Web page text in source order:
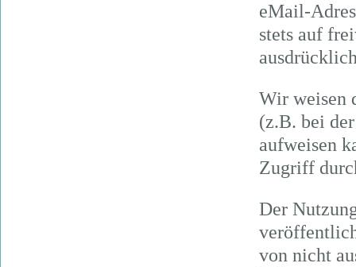
eMail-
stets auf
Wir weisen
(z.B. bei
aufweisen
Zugriff
Der
von nicht